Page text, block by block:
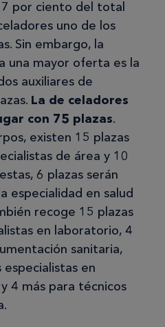
por ciento del total
uno de los
Sin embargo, la
una mayor oferta es la
auxiliares de
La de celadores
con 75 plazas.
existen 15 plazas
de área y 10
6 plazas serán
especialidad en salud
recoge 15 plazas
en laboratorio, 4
sanitaria,
en
4 más para técnicos